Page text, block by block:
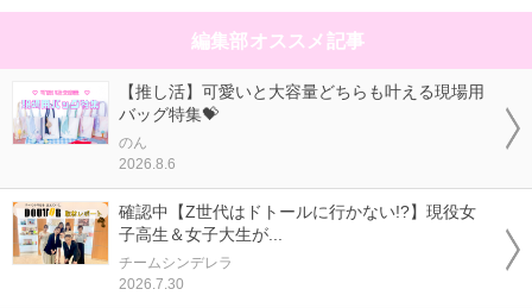
編集部オススメ記事
【推し活】可愛いと大容量どちらも叶える現場用
バッグ特集💝
のん
2026.8.6
確認中【Z世代はドトールに行かない!?】現役女
子高生＆女子大生が...
チームシンデレラ
2026.7.30